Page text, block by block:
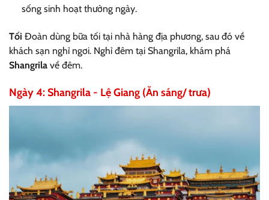
sống sinh hoạt thường ngày.
Tối Đoàn dùng bữa tối tại nhà hàng địa phương, sau đó về
khách sạn nghỉ ngơi. Nghỉ đêm tại Shangrila, khám phá
Shangrila về đêm.
Ngày 4: Shangrila - Lệ Giang (Ăn sáng/ trưa)